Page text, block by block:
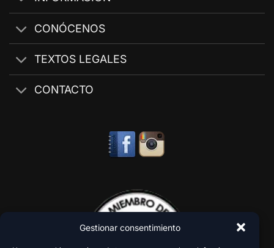
Gestionar consentimiento
CONÓCENOS
TEXTOS LEGALES
CONTACTO